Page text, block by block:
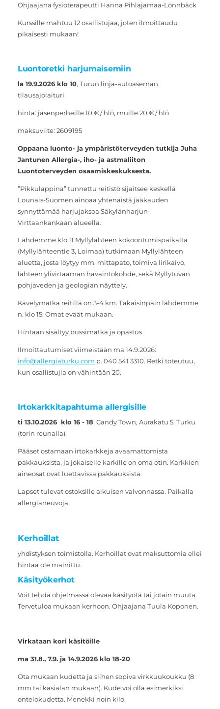
Ohjaajana fysioterapeutti Hanna Pihlajamaa-Lönnbäck
Kurssille mahtuu 12 osallistujaa, joten ilmoittaudu
pikaisesti mukaan!
Luontoretki harjumaisemiin
la 19.9.2026 klo 10, Turun linja-autoaseman
tilausajolaituri
hinta: jäsenperheille 10 € / hlö, muille 20 € / hlö
maksuviite: 2609195
Oppaana luonto- ja ympäristöterveyden tutkija Juha
Jantunen Allergia-, iho- ja astmaliiton
Luontoterveyden osaamiskeskuksesta.
”Pikkulappina” tunnettu reitistö sijaitsee keskellä
Lounais-Suomen ainoaa yhtenäistä jääkauden
synnyttämää harjujaksoa Säkylänharjun-
Virttaankankaan alueella.
Lähdemme klo 11 Myllylähteen kokoontumispaikalta
(Myllylähteentie 3, Loimaa) tutkimaan Myllylähteen
aluetta, josta löytyy mm. mittapato, toimiva lirikaivo,
lähteen ylivirtaaman havaintokohde, sekä Myllytuvan
pohjaveden ja geologian näyttely.
Kävelymatka reitillä on 3-4 km. Takaisinpäin lähdemme
n. klo 15. Omat eväät mukaan.
Hintaan sisältyy bussimatka ja opastus
Ilmoittautumiset viimeistään ma 14.9.2026:
info@allergiaturku.com p. 040 541 3310. Retki toteutuu,
kun osallistujia on vähintään 20.
Irtokarkkitapahtuma allergisille
ti 13.10.2026 klo 16 - 18Candy Town, Aurakatu 5, Turku
(torin reunalla).
Pääset ostamaan irtokarkkeja avaamattomista
pakkauksista, ja jokaiselle karkille on oma otin. Karkkien
aineosat ovat luettavissa pakkauksista.
Lapset tulevat ostoksille aikuisen valvonnassa. Paikalla
allergianeuvoja.
Kerhoillat
yhdistyksen toimistolla. Kerhoillat ovat maksuttomia ellei
hintaa ole mainittu.
Käsityökerhot
Voit tehdä ohjelmassa olevaa käsityötä tai jotain muuta.
Tervetuloa mukaan kerhoon. Ohjaajana Tuula Koponen.
Virkataan kori käsitöille
ma 31.8., 7.9. ja 14.9.2026 klo 18-20
Ota mukaan kudetta ja siihen sopiva virkkuukoukku (8
mm tai käsialan mukaan). Kude voi olla esimerkiksi
ontelokudetta. Menekki noin kilo.